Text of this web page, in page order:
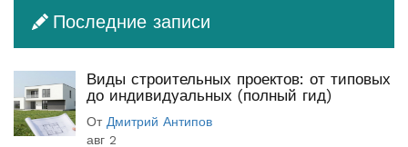
Последние записи
Виды строительных проектов: от типовых
до индивидуальных (полный гид)
От Дмитрий Антипов
авг 2